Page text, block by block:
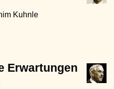
Kuhnle
Erwartungen